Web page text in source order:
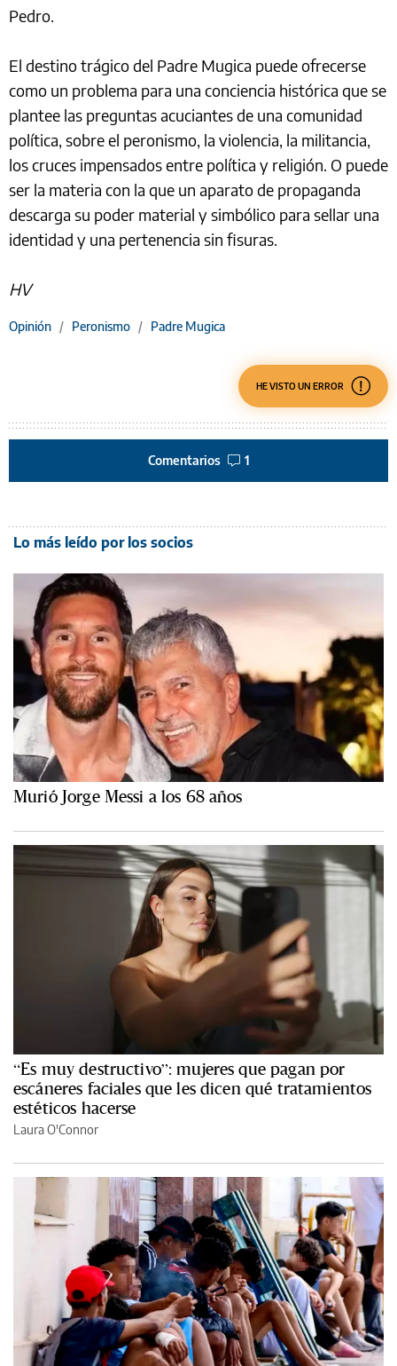
Pedro.
El destino trágico del Padre Mugica puede ofrecerse
como un problema para una conciencia histórica que se
plantee las preguntas acuciantes de una comunidad
política, sobre el peronismo, la violencia, la militancia,
los cruces impensados entre política y religión. O puede
ser la materia con la que un aparato de propaganda
descarga su poder material y simbólico para sellar una
identidad y una pertenencia sin fisuras.
HV
Opinión / Peronismo / Padre Mugica
HE VISTO UN ERROR
Comentarios 1
Lo más leído por los socios
Murió Jorge Messi a los 68 años
“Es muy destructivo”: mujeres que pagan por
escáneres faciales que les dicen qué tratamientos
estéticos hacerse
Laura O'Connor